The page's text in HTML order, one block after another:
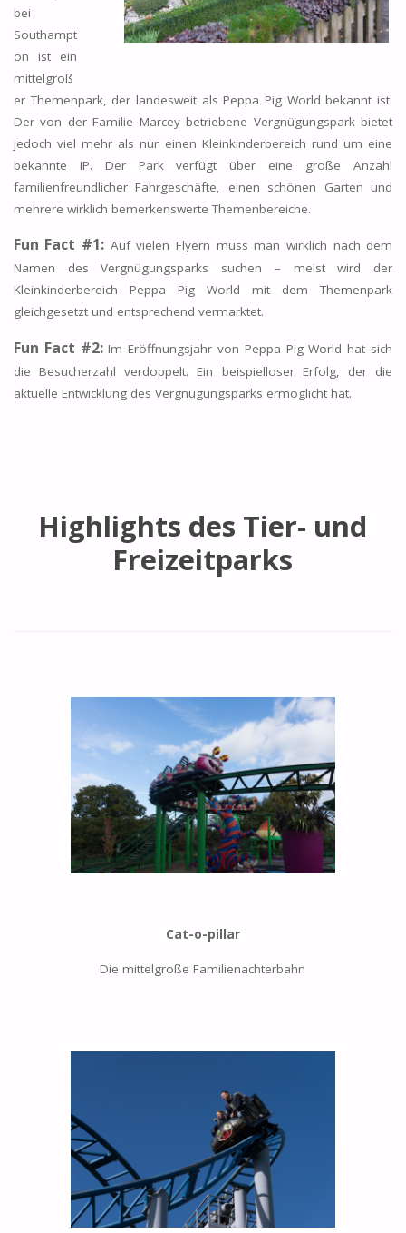
bei
Southampt
on ist ein
mittelgroß
er Themenpark, der landesweit als Peppa Pig World bekannt ist.
Der von der Familie Marcey betriebene Vergnügungspark bietet
jedoch viel mehr als nur einen Kleinkinderbereich rund um eine
bekannte IP. Der Park verfügt über eine große Anzahl
familienfreundlicher Fahrgeschäfte, einen schönen Garten und
mehrere wirklich bemerkenswerte Themenbereiche.
Fun Fact #1: Auf vielen Flyern muss man wirklich nach dem
Namen des Vergnügungsparks suchen – meist wird der
Kleinkinderbereich Peppa Pig World mit dem Themenpark
gleichgesetzt und entsprechend vermarktet.
Fun Fact #2:Im Eröffnungsjahr von Peppa Pig World hat sich
die Besucherzahl verdoppelt. Ein beispielloser Erfolg, der die
aktuelle Entwicklung des Vergnügungsparks ermöglicht hat.
Highlights des Tier- und
Freizeitparks
Cat-o-pillar
Die mittelgroße Familienachterbahn